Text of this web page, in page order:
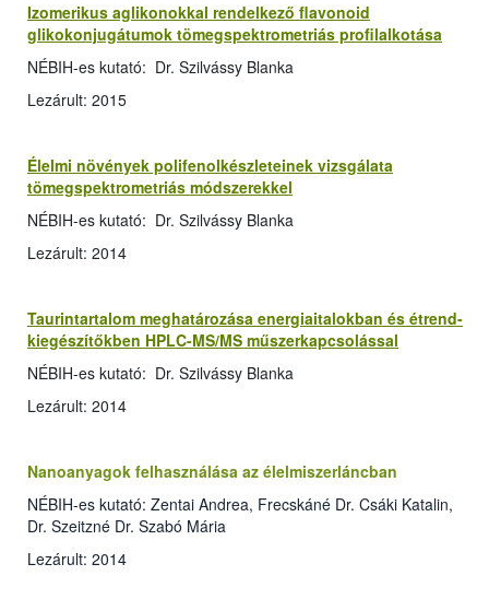
Izomerikus aglikonokkal rendelkező flavonoid
glikokonjugátumok tömegspektrometriás profilalkotása
NÉBIH-es kutató: Dr. Szilvássy Blanka
Lezárult: 2015
Élelmi növények polifenolkészleteinek vizsgálata
tömegspektrometriás módszerekkel
NÉBIH-es kutató: Dr. Szilvássy Blanka
Lezárult: 2014
Taurintartalom meghatározása energiaitalokban és étrend-
kiegészítőkben HPLC-MS/MS műszerkapcsolással
NÉBIH-es kutató: Dr. Szilvássy Blanka
Lezárult: 2014
Nanoanyagok felhasználása az élelmiszerláncban
NÉBIH-es kutató: Zentai Andrea, Frecskáné Dr. Csáki Katalin,
Dr. Szeitzné Dr. Szabó Mária
Lezárult: 2014